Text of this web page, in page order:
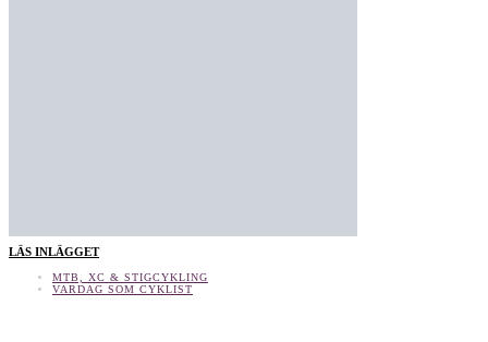
LÄS INLÄGGET
MTB, XC & STIGCYKLING
VARDAG SOM CYKLIST